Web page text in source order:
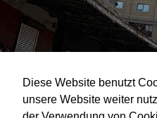
Diese Website benutzt
unsere Website weiter